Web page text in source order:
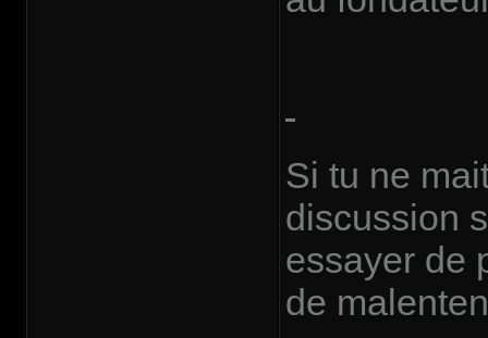
Si tu ne
discussion
essayer de
de